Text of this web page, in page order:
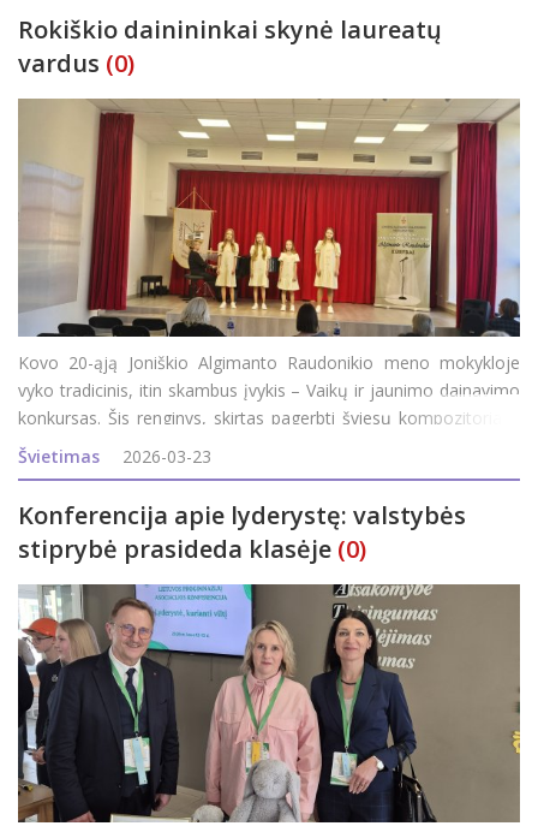
Rokiškio dainininkai skynė laureatų
vardus (0)
Kovo 20-ąją Joniškio Algimanto Raudonikio meno mokykloje
vyko tradicinis, itin skambus įvykis – Vaikų ir jaunimo dainavimo
konkursas. Šis renginys, skirtas pagerbti šviesų kompozitoriaus
Algimanto Raudonikio kūrybinį palikimą, subūrė geriausius
jaunuosius balsus iš
Švietimas 2026-03-23
Konferencija apie lyderystę: valstybės
stiprybė prasideda klasėje (0)